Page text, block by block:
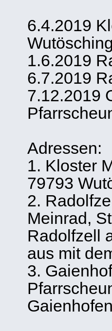
6.4.2019
1.6.2019
6.7.2019
7.12.2019
Adressen:
1. Kloster
79793
2.
Meinrad,
Radolfzell
aus mit
3.